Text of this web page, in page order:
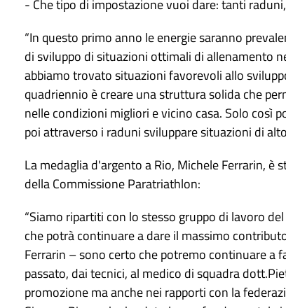
- Che tipo di impostazione vuoi dare: tanti
“In questo primo anno le energie saranno
di sviluppo di situazioni ottimali di allenamento
abbiamo trovato situazioni favorevoli allo
quadriennio è creare una struttura solida che
nelle condizioni migliori e vicino casa. Solo così
poi attraverso i raduni sviluppare situazioni di
La medaglia d'argento a Rio, Michele Ferrarin,
della Commissione Paratriathlon:
“Siamo ripartiti con lo stesso gruppo di lavoro
che potrà continuare a dare il massimo
Ferrarin – sono certo che potremo continuare a
passato, dai tecnici, al medico di squadra
promozione ma anche nei rapporti con la